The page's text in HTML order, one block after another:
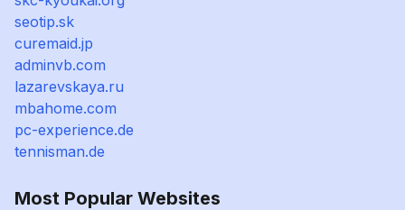
seotip.sk
curemaid.jp
adminvb.com
lazarevskaya.ru
mbahome.com
pc-experience.de
tennisman.de
Most Popular Websites